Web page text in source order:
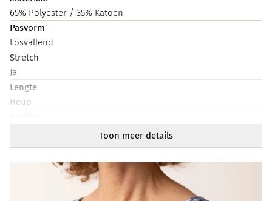
65% Polyester / 35% Katoen
Pasvorm
Losvallend
Stretch
Ja
Lengte
Heup
Mouwlengte
Artikelnummer
Toon meer details